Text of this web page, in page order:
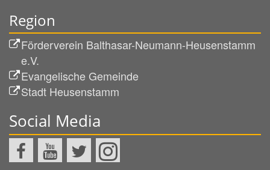
Region
Förderverein Balthasar-Neumann-Heusenstamm
e.V.
Evangelische Gemeinde
Stadt Heusenstamm
Social Media